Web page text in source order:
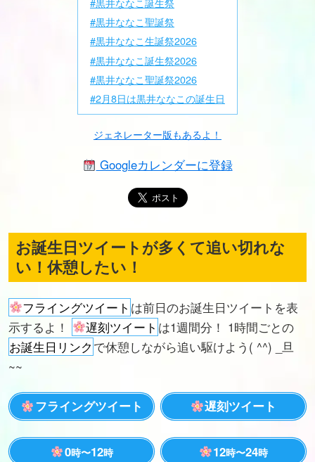
#黒井ななこ聖誕祭
#黒井ななこ生誕祭2026
#黒井ななこ誕生祭2026
#黒井ななこ聖誕祭2026
#2月8日は黒井ななこの誕生日
ジェネレーター版もあるよ！
Googleカレンダーに登録
お誕生日ツイートが多くて追い切れな
い！休憩したい！
フライングツイート は前日のお誕生日ツイートを表
示するよ！
遅刻ツイート は1週間分！ 1時間ごとの
お誕生日リンク で休憩しながら追い駆けよう( ^^) _旦
~~
フライングツイート 遅刻ツイート
0時〜12時 12時〜24時